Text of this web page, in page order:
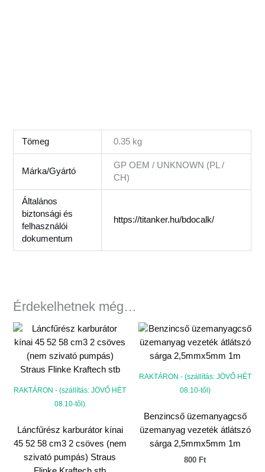
Tömeg 0.35 kg
Márka/Gyártó
GP OEM / UNKNOWN (PL /
CH)
Általános
biztonsági és
felhasználói
dokumentum
https://titanker.hu/bdocalk/
Érdekelhetnek még…
RAKTÁRON - (szállítás: JÖVŐ HÉT
08.10-től)
Láncfűrész karburátor kínai
45 52 58 cm3 2 csöves (nem
szivató pumpás) Straus
RAKTÁRON - (szállítás: JÖVŐ HÉT
08.10-től)
Benzincső üzemanyagcső
üzemanyag vezeték átlátszó
sárga 2,5mmx5mm 1m
800 Ft